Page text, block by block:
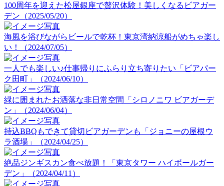
100周年を迎えた松屋銀座で贅沢体験！美しくなるビアガー
デン（2025/05/20）
海風を浴びながらビールで乾杯！東京湾納涼船がめちゃ楽し
い！（2024/07/05）
一人でも楽しい♪仕事帰りにふらり立ち寄りたい「ビアパー
ク田町」（2024/06/10）
緑に囲まれたお洒落な非日常空間「シロノニワ ビアガーデ
ン」（2024/06/04）
持込BBQもできて貸切ビアガーデンも「ジョニーの屋根ウ
ラ酒場」（2024/04/25）
絶品ジンギスカン食べ放題！「東京タワー ハイボールガー
デン」（2024/04/11）